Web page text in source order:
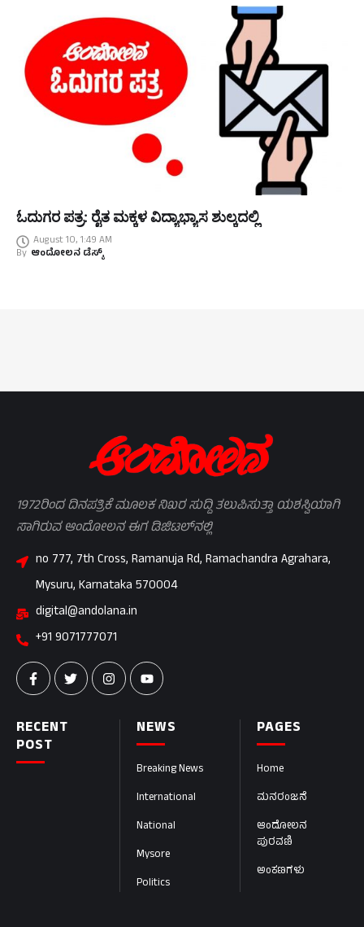
ಓದುಗರ ಪತ್ರ: ರೈತ ಮಕ್ಕಳ ವಿದ್ಯಾಭ್ಯಾಸ ಶುಲ್ಕದಲ್ಲಿ
August 10, 1:49 AM
By ಆಂದೋಲನ ಡೆಸ್ಕ್
PAGES
Home
ಮನರಂಜನೆ
ಆಂದೋಲನ
ಪುರವಣಿ
ಅಂಕಣಗಳು
NEWS
Breaking News
International
National
Mysore
Politics
RECENT
POST
1972ರಿಂದ ದಿನಪತ್ರಿಕೆ ಮೂಲಕ ನಿಖರ ಸುದ್ದಿ ತಲುಪಿಸುತ್ತಾ ಯಶಸ್ವಿಯಾಗಿ
ಸಾಗಿರುವ ಆಂದೋಲನ ಈಗ ಡಿಜಿಟಲ್‌ನಲ್ಲಿ
no 777, 7th Cross, Ramanuja Rd, Ramachandra Agrahara,
Mysuru, Karnataka 570004
digital@andolana.in
+91 9071777071